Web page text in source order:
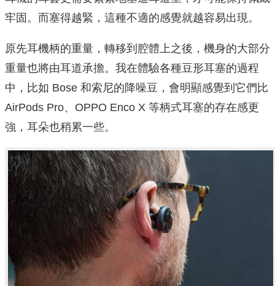
牢固。而塞得越緊，這種不適的感覺就越容易出現。
原先耳機柄的重量，轉移到腔體上之後，機身的大部分
重量也將由耳道承擔。我在體驗各種豆形耳塞的過程
中，比如 Bose 和索尼的降噪豆，會明顯感覺到它們比
AirPods Pro、OPPO Enco X 等柄式耳塞的存在感更
強，耳朵也稍累一些。